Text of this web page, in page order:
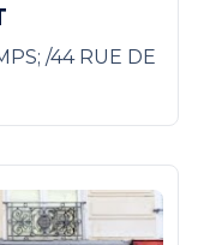
/44 RUE DE